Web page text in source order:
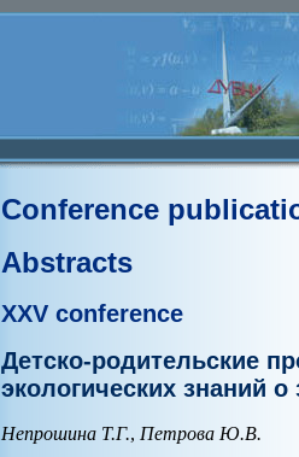
Conference
Abstracts
XXV conference
Детско-родительские
экологических знаний
Непрошина Т.Г., Петрова Ю.В.